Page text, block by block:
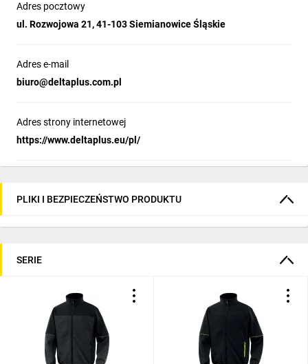
Adres pocztowy
ul. Rozwojowa 21, 41-103 Siemianowice Śląskie
Adres e-mail
biuro@deltaplus.com.pl
Adres strony internetowej
https://www.deltaplus.eu/pl/
PLIKI I BEZPIECZEŃSTWO PRODUKTU
SERIE